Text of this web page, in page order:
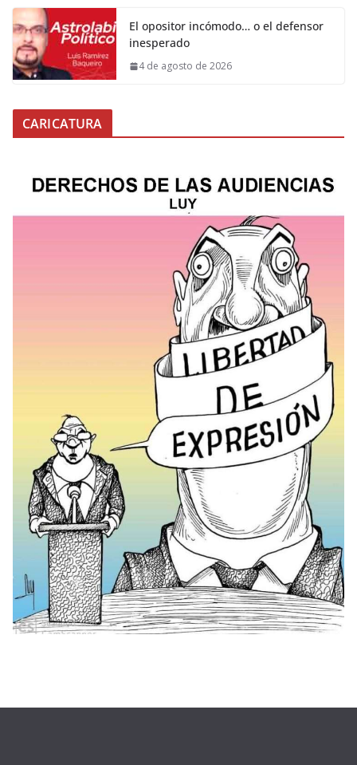
El opositor incómodo… o el defensor
inesperado
4 de agosto de 2026
CARICATURA